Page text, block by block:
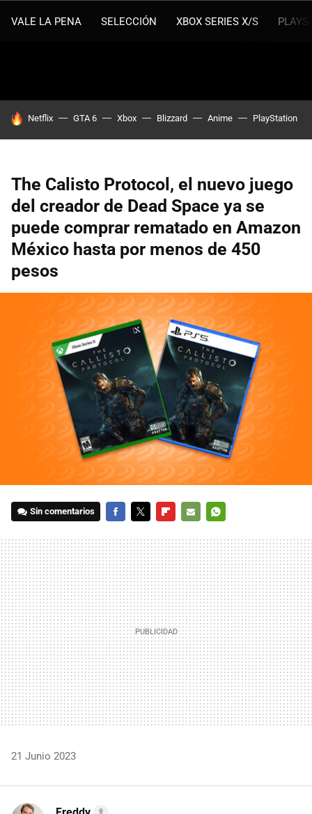
VALE LA PENA SELECCIÓN XBOX SERIES X/S
HOY SE HABLA DE
Netflix GTA 6 Xbox Blizzard Anime PlayStation
The Calisto Protocol, el nuevo juego
del creador de Dead Space ya se
puede comprar rematado en Amazon
México hasta por menos de 450
pesos
Sin comentarios
MAIL
21 Junio 2023